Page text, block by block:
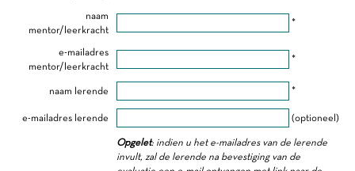
naam
mentor/leerkracht
*
e-mailadres
mentor/leerkracht
*
naam lerende *
e-mailadres lerende (optioneel)
Opgelet: indien u het e-mailadres van de lerende
invult, zal de lerende na bevestiging van de